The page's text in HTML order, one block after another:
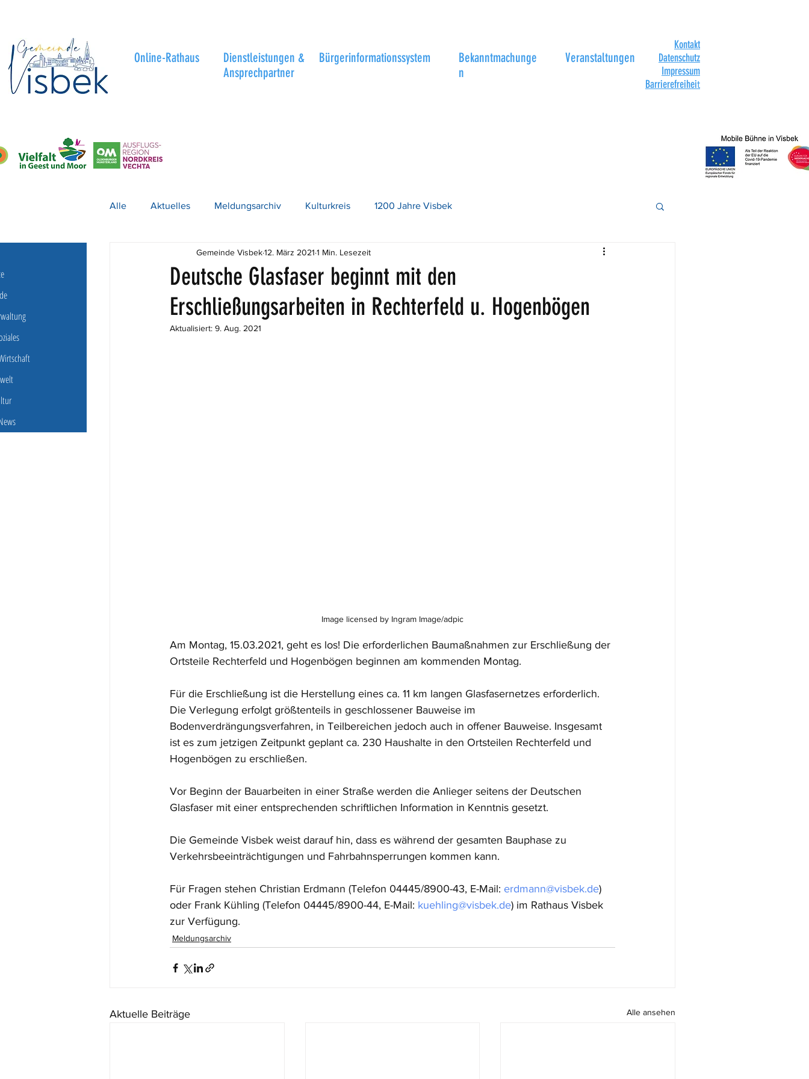
Online-Rathaus
Dienstleistungen &
Ansprechpartner
Bürgerinformationssystem
Bekanntmachunge
n
Kontakt
Datenschutz
Impressum
Barrierefreiheit
Veranstaltungen
Alle Aktuelles Meldungsarchiv Kulturkreis 1200 Jahre Visbek
Deutsche Glasfaser beginnt mit den
Erschließungsarbeiten in Rechterfeld u. Hogenbögen
Gemeinde Visbek12. März 2021 1 Min. Lesezeit
Aktualisiert: 9. Aug. 2021
Image licensed by Ingram Image/adpic
Am Montag, 15.03.2021, geht es los! Die erforderlichen Baumaßnahmen zur Erschließung der
Ortsteile Rechterfeld und Hogenbögen beginnen am kommenden Montag.
Für die Erschließung ist die Herstellung eines ca. 11 km langen Glasfasernetzes erforderlich.
Die Verlegung erfolgt größtenteils in geschlossener Bauweise im
Bodenverdrängungsverfahren, in Teilbereichen jedoch auch in offener Bauweise. Insgesamt
ist es zum jetzigen Zeitpunkt geplant ca. 230 Haushalte in den Ortsteilen Rechterfeld und
Hogenbögen zu erschließen.
Vor Beginn der Bauarbeiten in einer Straße werden die Anlieger seitens der Deutschen
Glasfaser mit einer entsprechenden schriftlichen Information in Kenntnis gesetzt.
Die Gemeinde Visbek weist darauf hin, dass es während der gesamten Bauphase zu
Verkehrsbeeinträchtigungen und Fahrbahnsperrungen kommen kann.
Für Fragen stehen Christian Erdmann (Telefon 04445/8900-43, E-Mail: erdmann@visbek.de)
oder Frank Kühling (Telefon 04445/8900-44, E-Mail: kuehling@visbek.de) im Rathaus Visbek
zur Verfügung.
Meldungsarchiv
Aktuelle Beiträge Alle ansehen